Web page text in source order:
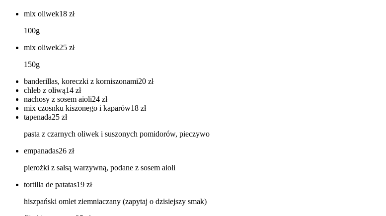
mix oliwek18 zł
100g
mix oliwek25 zł
150g
banderillas, koreczki z korniszonami20 zł
chleb z oliwą14 zł
nachosy z sosem aioli24 zł
mix czosnku kiszonego i kaparów18 zł
tapenada25 zł
pasta z czarnych oliwek i suszonych pomidorów, pieczywo
empanadas26 zł
pierożki z salsą warzywną, podane z sosem aioli
tortilla de patatas19 zł
hiszpański omlet ziemniaczany (zapytaj o dzisiejszy smak)